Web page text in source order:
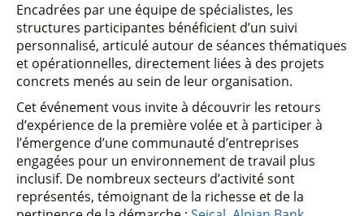
Encadrées par une équipe de spécialistes, les
structures participantes bénéficient d’un suivi
personnalisé, articulé autour de séances thématiques
et opérationnelles, directement liées à des projets
concrets menés au sein de leur organisation.
Cet événement vous invite à découvrir les retours
d’expérience de la première volée et à participer à
l’émergence d’une communauté d’entreprises
engagées pour un environnement de travail plus
inclusif. De nombreux secteurs d’activité sont
représentés, témoignant de la richesse et de la